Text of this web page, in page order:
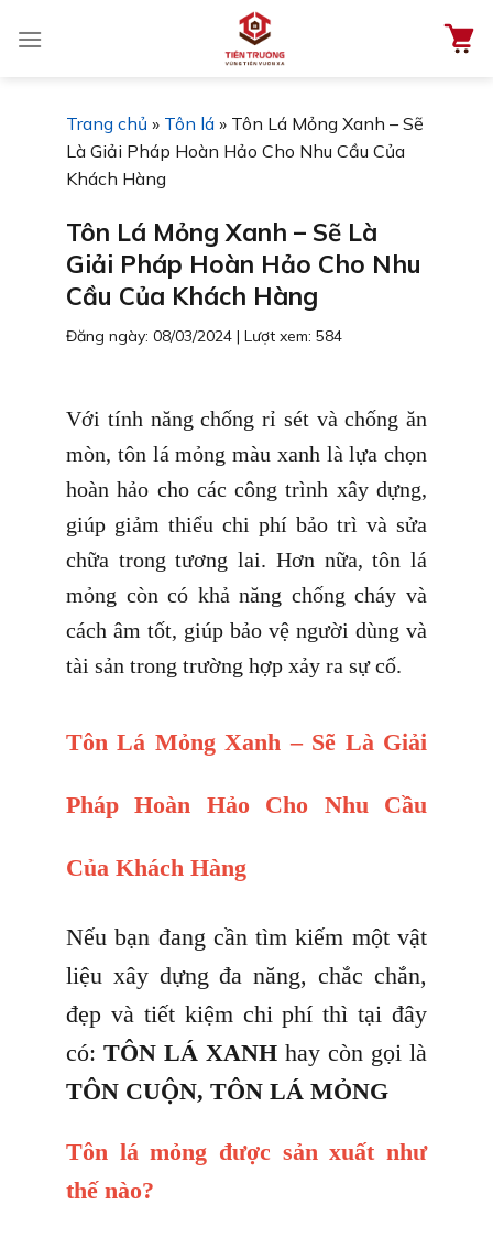
đến
Trang chủ » Tôn lá » Tôn Lá Mỏng Xanh – Sẽ
Là Giải Pháp Hoàn Hảo Cho Nhu Cầu Của
Khách Hàng
Tôn Lá Mỏng Xanh – Sẽ Là
Giải Pháp Hoàn Hảo Cho Nhu
Cầu Của Khách Hàng
Đăng ngày: 08/03/2024 | Lượt xem: 584
Với tính năng chống rỉ sét và chống ăn
mòn, tôn lá mỏng màu xanh là lựa chọn
hoàn hảo cho các công trình xây dựng,
giúp giảm thiểu chi phí bảo trì và sửa
chữa trong tương lai. Hơn nữa, tôn lá
mỏng còn có khả năng chống cháy và
cách âm tốt, giúp bảo vệ người dùng và
tài sản trong trường hợp xảy ra sự cố.
Tôn Lá Mỏng Xanh – Sẽ Là Giải
Pháp Hoàn Hảo Cho Nhu Cầu
Của Khách Hàng
Nếu bạn đang cần tìm kiếm một vật
liệu xây dựng đa năng, chắc chắn,
đẹp và tiết kiệm chi phí thì tại đây
có: TÔN LÁ XANH hay còn gọi là
TÔN CUỘN, TÔN LÁ MỎNG
Tôn lá mỏng được sản xuất như
thế nào?